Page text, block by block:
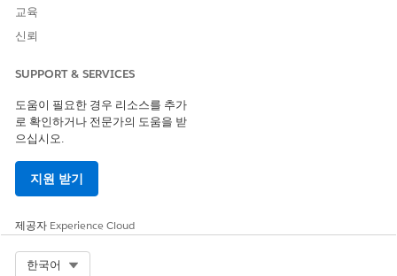
교육
신뢰
SUPPORT & SERVICES
도움이 필요한 경우 리소스를 추가
로 확인하거나 전문가의 도움을 받
으십시오.
지원 받기
제공자 Experience Cloud
한국어